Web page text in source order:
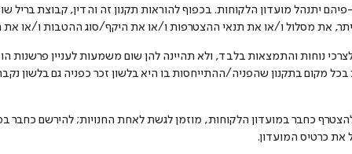
פיהם יתנהל מועדון הלקוחות. בכפוף להוראות תקנון זה והדין, קבוצת
את מסלול ו/או את תנאי ההצטרפות ו/או את היקף/סוג ההטבות ו/או את
לצרכי נוחות והתמצאות בלבד, ולא תהיינה להן שום משמעות לעניין פרשנות
בכל מקום בתקנון שהפניה/ההתייחסות בו היא בלשון זכר כפניה גם בלשון
להצטרף כחבר במועדון הלקוחות, מוזמן לגשת לאחת החנויות; להירשם כחבר
את כרטיס המועדון.